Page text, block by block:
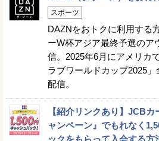
スポーツ
DAZNをおトクに利用する
ーW杯アジア最終予選のア
信。2025年6月にアメリカ
ラブワールドカップ2025
配信。
【紹介リンクあり】JCB
ャンペーン』でもれなく
ックをもらって入会する方